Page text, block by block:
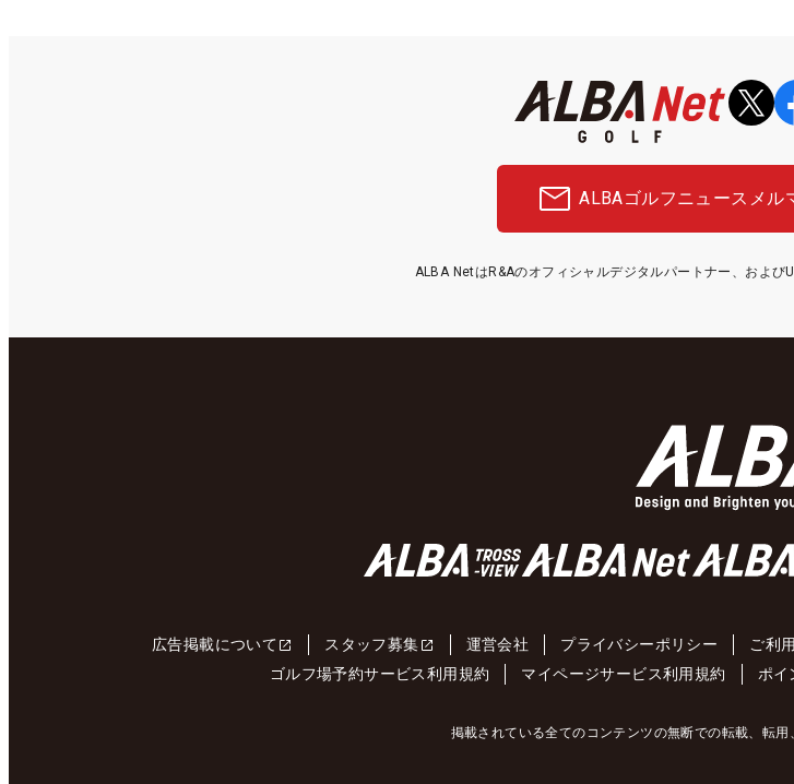
ALBAゴルフニュース メル
ALBA NetはR&Aのオフィシャルデジタルパートナー、および
広告掲載について スタッフ募集 運営会社 プライバシーポリシー ご利
ゴルフ場予約サービス利用規約
マイページサービス利用規約 ポイ
掲載されている全てのコンテンツの無断での転載、転